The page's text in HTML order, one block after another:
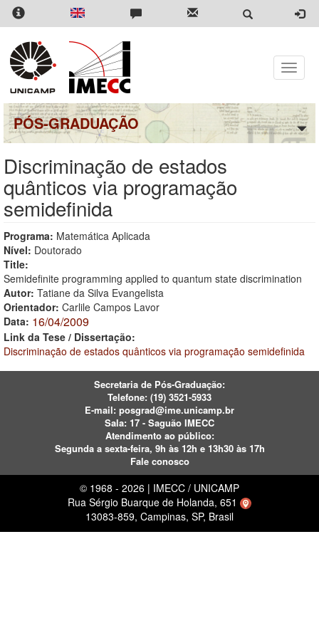
Pular
para
conteúdo
principal
Toggle
PÓS-GRADUAÇÃO
Discriminação de estados
quânticos via programação
semidefinida
Programa: Matemática Aplicada
Nível: Doutorado
Title:
Semidefinite programming applied to quantum state discrimination
Autor: Tatiane da Silva Evangelista
Orientador: Carlile Campos Lavor
Data: 16/04/2009
Link da Tese / Dissertação:
Discriminação de estados quânticos via programação semidefinida
Secretaria de Pós-Graduação:
Telefone: (19) 3521-5933
E-mail: posgrad@ime.unicamp.br
Sala: 17 - Saguão IMECC
Atendimento ao público:
Segunda a sexta-feira, 9h às 12h e 13h30 às 17h
Fale conosco
© 1968 - 2026 | IMECC / UNICAMP
Rua Sérgio Buarque de Holanda, 651
13083-859, Campinas, SP, Brasil